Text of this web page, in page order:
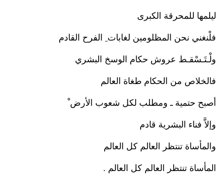
ليلمها للمحرقة الكبرى
فلْنغني نحن المظلومين لغابات ِ الفرح القادم
ولْـتَـسْقـط عروش حكام الوسخ البشري
فالخلاص من الحكام طغاة العالم
أصبح حتمية ـ ومطلب لكل شعوب الأرض ْ
وإلاَّ فناء البشرية قادم
والمأساة تنتظر العالم كل العالم
المأساة تنتظر العالم كل العالم .